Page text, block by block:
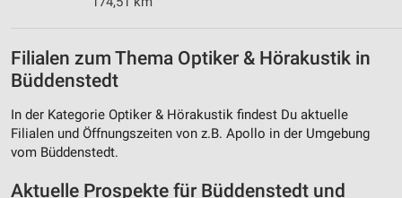
Filialen zum Thema Optiker & Hörakustik in
Büddenstedt
In der Kategorie Optiker & Hörakustik findest Du aktuelle
Filialen und Öffnungszeiten von z.B. Apollo in der Umgebung
vom Büddenstedt.
Aktuelle Prospekte für Büddenstedt und